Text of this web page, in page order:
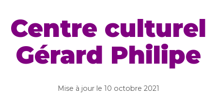
Centre culturel
Gérard Philipe
Mise à jour le 10 octobre 2021